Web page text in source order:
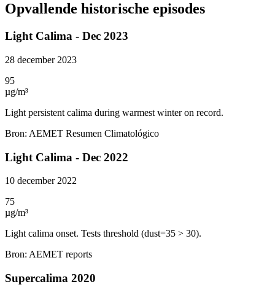
Opvallende historische episodes
Light Calima - Dec 2023
28 december 2023
95
µg/m³
Light persistent calima during warmest winter on record.
Bron: AEMET Resumen Climatológico
Light Calima - Dec 2022
10 december 2022
75
µg/m³
Light calima onset. Tests threshold (dust=35 > 30).
Bron: AEMET reports
Supercalima 2020